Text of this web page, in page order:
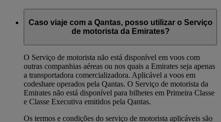
Caso viaje com a Qantas, posso utilizar o Serviço
de motorista da Emirates?
O Serviço de motorista não está disponível em voos com
outras companhias aéreas ou nos quais a Emirates seja apenas
a transportadora comercializadora. Aplicável a voos em
codeshare operados pela Qantas. O Serviço de motorista da
Emirates não está disponível para bilhetes em Primeira Classe
e Classe Executiva emitidos pela Qantas.
Os termos e condições do serviço de motorista aplicáveis são